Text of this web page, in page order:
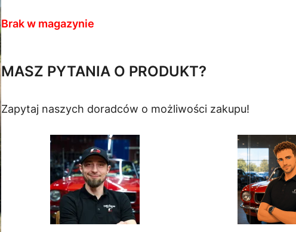
Brak w magazynie
MASZ PYTANIA O PRODUKT?
Zapytaj naszych doradców o możliwości zakupu!